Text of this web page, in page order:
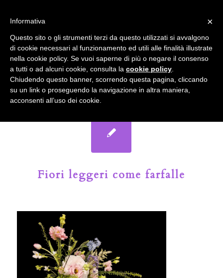
Il Blog del Garden Club di Bologna
Fiori leggeri come farfalle
accetta l'uso dei cookies previsto nella pagina dedicata.
Fai clic per abilitare/disabilitare il tracciamento di
Google Analytics.
OK Privacy e cookie policy
×
Informativa
Questo sito o gli strumenti terzi da questo utilizzati si avvalgono
di cookie necessari al funzionamento ed utili alle finalità illustrate
nella cookie policy. Se vuoi saperne di più o negare il consenso
a tutti o ad alcuni cookie, consulta la cookie policy
Chiudendo questo banner, scorrendo questa pagina, cliccando
su un link o proseguendo la navigazione in altra maniera,
acconsenti all’uso dei cookie.